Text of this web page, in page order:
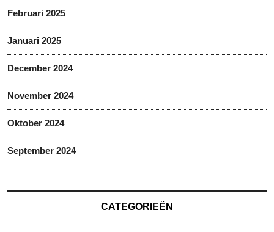
Februari 2025
Januari 2025
December 2024
November 2024
Oktober 2024
September 2024
CATEGORIEËN